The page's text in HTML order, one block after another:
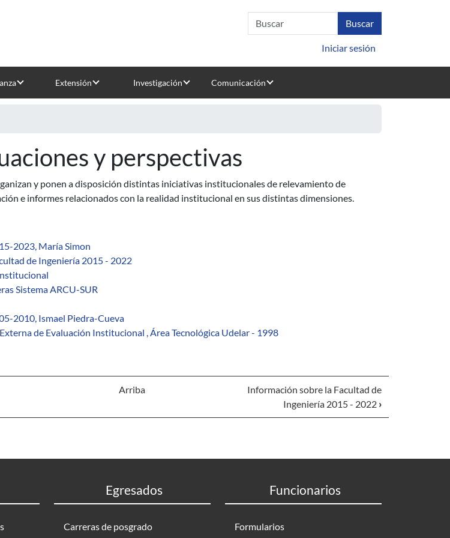
Iniciar sesión
Extensión Investigación Comunicación
y perspectivas
y ponen a disposición distintas iniciativas institucionales de relevamiento de
e informes relacionados con la realidad institucional en sus distintas dimensiones.
2023, María Simon
de Ingeniería 2015 - 2022
Sistema ARCU-SUR
2010, Ismael Piedra-Cueva
de Evaluación Institucional , Área Tecnológica Udelar - 1998
Arriba
Información sobre la Facultad de
Ingeniería 2015 - 2022 ›
Egresados
Carreras de posgrado
Funcionarios
Formularios